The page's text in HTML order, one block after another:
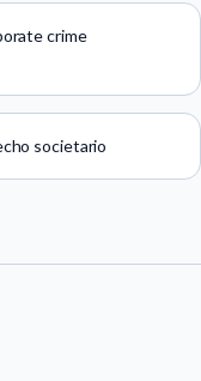
crime
societario